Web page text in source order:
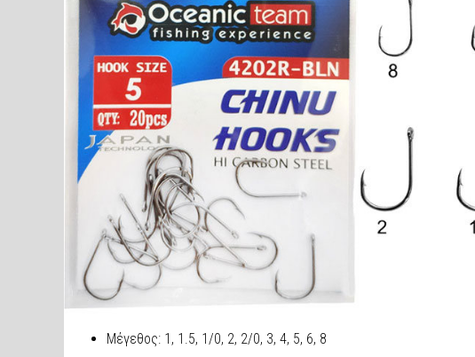
Mέγεθος: 1, 1.5, 1/0, 2, 2/0, 3, 4, 5, 6, 8